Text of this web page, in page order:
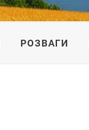
РОЗВАГИ